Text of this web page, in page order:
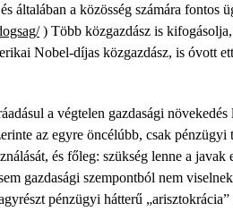
általában a közösség számára
) Több közgazdász is
Nobel-díjas közgazdász, is óvott
a végtelen gazdasági
az egyre öncélúbb, csak
és főleg: szükség lenne a
gazdasági szempontból nem
pénzügyi hátterű